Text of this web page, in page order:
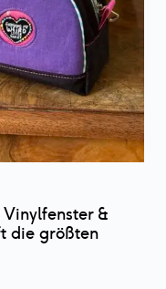
&
die größten